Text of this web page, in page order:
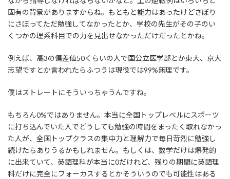
固有の背景がありますからね。もともと能力はあったけどさぼり
にさぼってただ勉強してなかったとか、学校の先生がその子のい
くつかの理系科目での力を見出せなかっただけだったとかね。
例えば、高3の偏差値50くらいの人で国公立医学部とか東大、京大
志望ですとか言われたらふつうは現役では99%無理です。
僕はストレートにそういっちゃうんですね。
もちろん0%ではありません。本当に全国トップレベルにスポーツ
に打ち込んでいた人でどうしても勉強の時間をまったく取れなかっ
た人が、全国トップクラスの集中力と理解力で毎日苛烈に勉強し
続けたらありうるかもしれません。もしくは、数学だけは爆発的
に出来ていて、英語理科が本当に0だけれど、残りの期間に英語理
科だけに完全にフォーカスするとかそういうのでも可能性はある